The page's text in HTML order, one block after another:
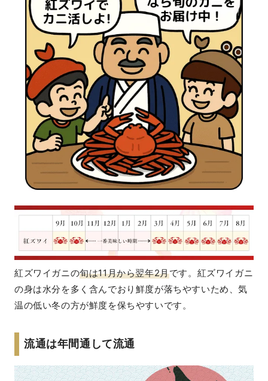
紅ズワイガニの旬は11月から翌年2月です。紅ズワイガニ
の身は水分を多く含んでおり鮮度が落ちやすいため、気
温の低い冬の方が鮮度を保ちやすいです。
流通は年間通して流通